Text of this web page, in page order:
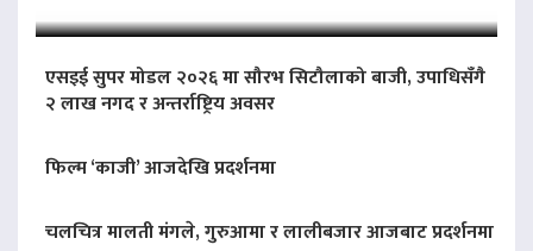
एसइई सुपर मोडल २०२६ मा सौरभ सिटौलाको बाजी, उपाधिसँगै
२ लाख नगद र अन्तर्राष्ट्रिय अवसर
फिल्म ‘काजी’ आजदेखि प्रदर्शनमा
चलचित्र मालती मंगले, गुरुआमा र लालीबजार आजबाट प्रदर्शनमा